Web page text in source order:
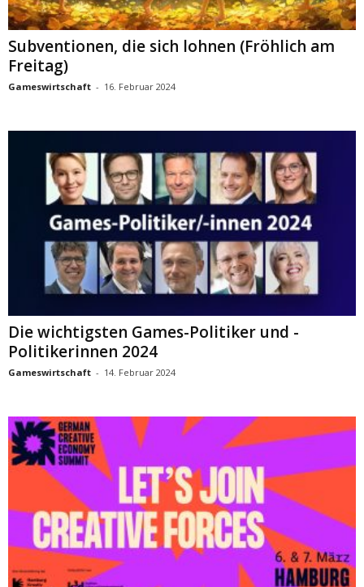
Subventionen, die sich lohnen (Fröhlich am
Freitag)
Gameswirtschaft - 16. Februar 2024
Die wichtigsten Games-Politiker und -
Politikerinnen 2024
Gameswirtschaft - 14. Februar 2024